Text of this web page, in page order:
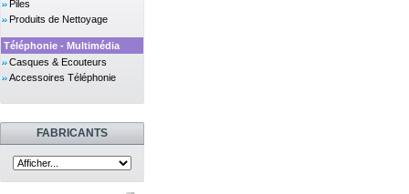
Piles
Produits de Nettoyage
Téléphonie - Multimédia
Casques & Ecouteurs
Accessoires Téléphonie
FABRICANTS